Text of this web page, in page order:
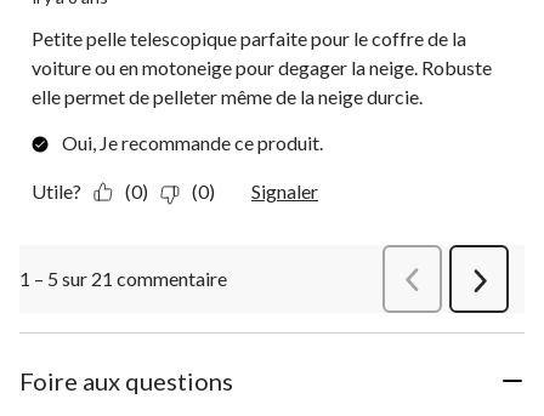
Petite pelle telescopique parfaite pour le coffre de la
voiture ou en motoneige pour degager la neige. Robuste
elle permet de pelleter même de la neige durcie.
Oui, Je recommande ce produit.
Utile? (0) (0) Signaler
1 – 5 sur 21 commentaire
Suivant
Foire aux questions